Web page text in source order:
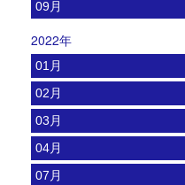
09月
2022年
01月
02月
03月
04月
07月